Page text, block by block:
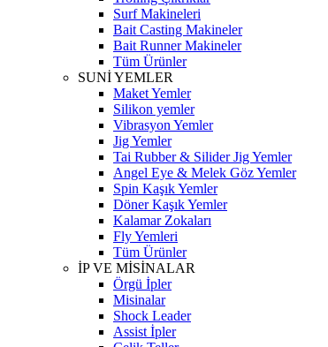
Surf Makineleri
Bait Casting Makineler
Bait Runner Makineler
Tüm Ürünler
SUNİ YEMLER
Maket Yemler
Silikon yemler
Vibrasyon Yemler
Jig Yemler
Tai Rubber & Silider Jig Yemler
Angel Eye & Melek Göz Yemler
Spin Kaşık Yemler
Döner Kaşık Yemler
Kalamar Zokaları
Fly Yemleri
Tüm Ürünler
İP VE MİSİNALAR
Örgü İpler
Misinalar
Shock Leader
Assist İpler